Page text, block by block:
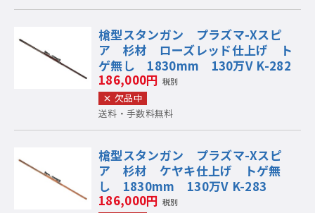
槍型スタンガン プラズマ-Xスピ
ア 杉材 ローズレッド仕上げ ト
ゲ無し 1830mm 130万V K-282
186,000円 税別
欠品中
送料・手数料無料
槍型スタンガン プラズマ-Xスピ
ア 杉材 ケヤキ仕上げ トゲ無
し 1830mm 130万V K-283
186,000円 税別